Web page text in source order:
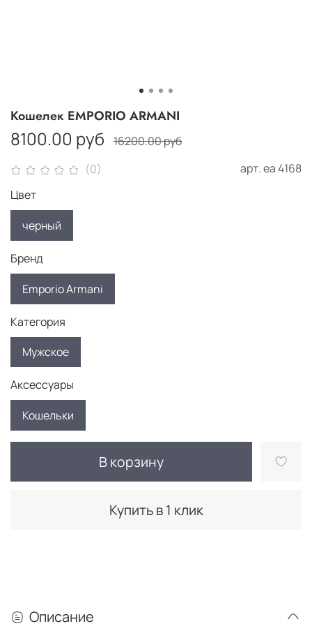
(0) арт.еа 4168
Кошелек EMPORIO ARMANI
8100.00 руб 16200.00 руб
В корзину
Купить в 1 клик
Цвет
черный
Бренд
Emporio Armani
Категория
Мужское
Аксессуары
Кошельки
Описание